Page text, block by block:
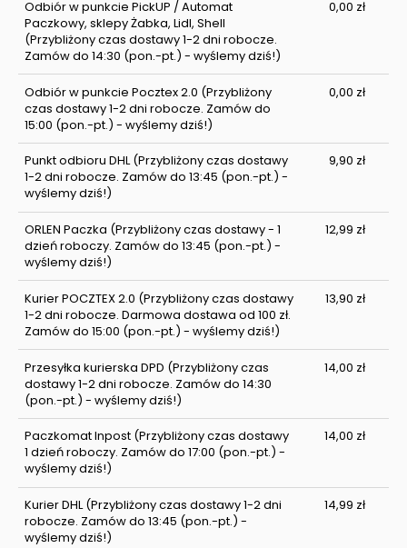
Odbiór w punkcie PickUP / Automat
Paczkowy, sklepy Żabka, Lidl, Shell
(Przybliżony czas dostawy 1-2 dni robocze.
Zamów do 14:30 (pon.-pt.) - wyślemy dziś!)
0,00 zł
Odbiór w punkcie Pocztex 2.0 (Przybliżony
czas dostawy 1-2 dni robocze. Zamów do
15:00 (pon.-pt.) - wyślemy dziś!)
0,00 zł
Punkt odbioru DHL(Przybliżony czas dostawy
1-2 dni robocze. Zamów do 13:45 (pon.-pt.) -
wyślemy dziś!)
9,90 zł
ORLEN Paczka (Przybliżony czas dostawy - 1
dzień roboczy. Zamów do 13:45 (pon.-pt.) -
wyślemy dziś!)
12,99 zł
Kurier POCZTEX 2.0 (Przybliżony czas dostawy
1-2 dni robocze. Darmowa dostawa od 100 zł.
Zamów do 15:00 (pon.-pt.) - wyślemy dziś!)
13,90 zł
Przesyłka kurierska DPD (Przybliżony czas
dostawy 1-2 dni robocze. Zamów do 14:30
(pon.-pt.) - wyślemy dziś!)
14,00 zł
Paczkomat Inpost(Przybliżony czas dostawy
1 dzień roboczy. Zamów do 17:00 (pon.-pt.) -
wyślemy dziś!)
14,00 zł
Kurier DHL(Przybliżony czas dostawy 1-2 dni
robocze. Zamów do 13:45 (pon.-pt.) -
wyślemy dziś!)
14,99 zł